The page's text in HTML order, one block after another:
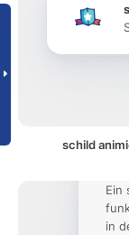
schild
Ein
in